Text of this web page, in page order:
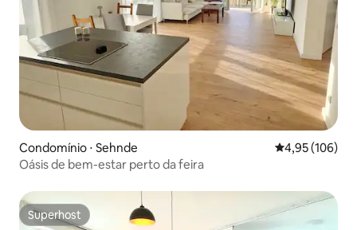
Condomínio ⋅ Sehnde 4,95 de uma
4,95 (106)
Oásis de bem-estar perto da feira
Superhost
Superhost